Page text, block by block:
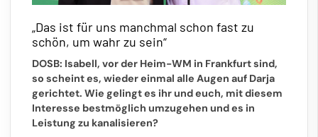
„Das ist für uns manchmal schon fast zu
schön, um wahr zu sein“
DOSB: Isabell, vor der Heim-WM in Frankfurt sind,
so scheint es, wieder einmal alle Augen auf Darja
gerichtet. Wie gelingt es ihr und euch, mit diesem
Interesse bestmöglich umzugehen und es in
Leistung zu kanalisieren?